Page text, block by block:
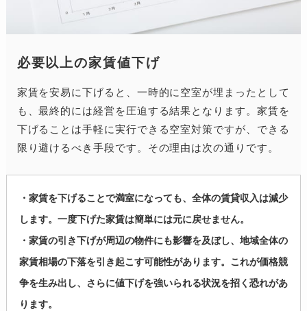
必要以上の家賃値下げ
家賃を安易に下げると、一時的に空室が埋まったとして
も、最終的には経営を圧迫する結果となります。家賃を
下げることは手軽に実行できる空室対策ですが、できる
限り避けるべき手段です。その理由は次の通りです。
・家賃を下げることで満室になっても、全体の賃貸収入は減少
します。一度下げた家賃は簡単には元に戻せません。
・家賃の引き下げが周辺の物件にも影響を及ぼし、地域全体の
家賃相場の下落を引き起こす可能性があります。これが価格競
争を生み出し、さらに値下げを強いられる状況を招く恐れがあ
ります。